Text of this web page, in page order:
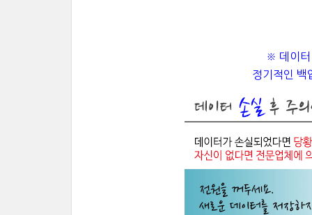
※ 데이터
정기적인 백